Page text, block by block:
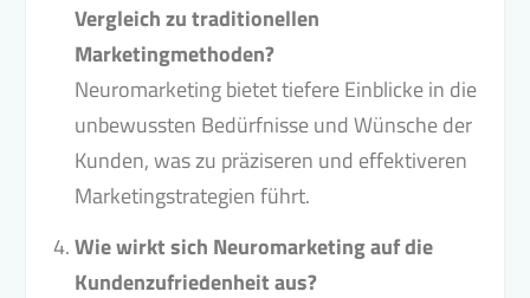
Vergleich zu traditionellen
Marketingmethoden?
Neuromarketing bietet tiefere Einblicke in die
unbewussten Bedürfnisse und Wünsche der
Kunden, was zu präziseren und effektiveren
Marketingstrategien führt.
Wie wirkt sich Neuromarketing auf die
Kundenzufriedenheit aus?